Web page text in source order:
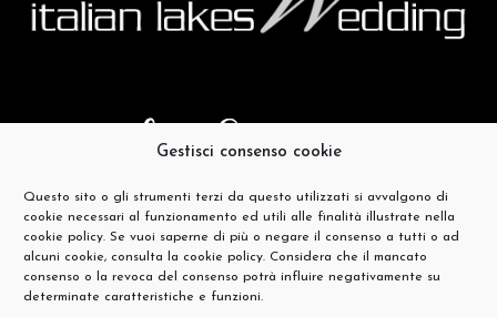
Gestisci consenso cookie
Questo sito o gli strumenti terzi da questo utilizzati si avvalgono di
cookie necessari al funzionamento ed utili alle finalità illustrate nella
cookie policy. Se vuoi saperne di più o negare il consenso a tutti o ad
alcuni cookie, consulta la cookie policy. Considera che il mancato
consenso o la revoca del consenso potrà influire negativamente su
determinate caratteristiche e funzioni.